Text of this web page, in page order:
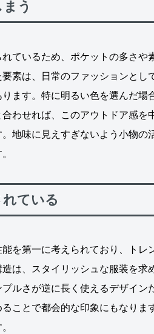
う
ているため、ポケットの多さや
素は、日常のファッションとし
ます。特に明るい色を選んだ場
わせれば、このアウトドア感を
地味に見えすぎないよう小物の
ている
を第一に考えられており、トレ
は、スタイリッシュな服装を求
ルさが逆に長く使えるデザイン
ことで都会的な印象にもなりま